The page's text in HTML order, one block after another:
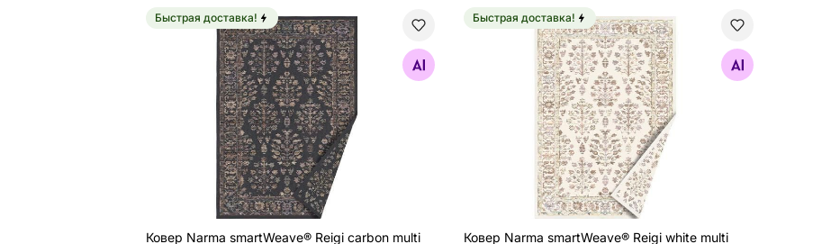
Ковер Narma smartWeave® Reigi carbon multi 140x200 см
Найдите похожие
Быстрая доставка!
Ковер Narma smartWeave® Reigi carbon multi
Ковер Narma smartWeave® Reigi white multi 140x200
Найдите похожие
Быстрая доставка!
Ковер Narma smartWeave® Reigi white multi